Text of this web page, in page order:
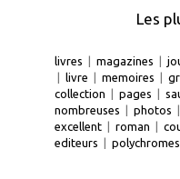
Les
livres | magazines |
| livre | memoires |
collection | pages |
nombreuses | photos |
excellent | roman |
editeurs | polychromes